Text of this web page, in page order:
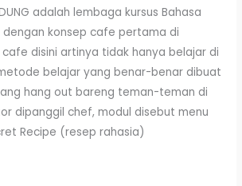
adalah lembaga kursus Bahasa
dengan konsep cafe pertama di
cafe disini artinya tidak hanya belajar di
belajar yang benar-benar dibuat
hang out bareng teman-teman di
dipanggil chef, modul disebut menu
Recipe (resep rahasia)